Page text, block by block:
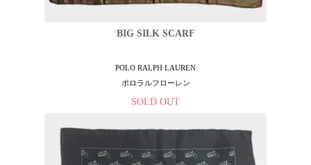
BIG SILK SCARF
POLO RALPH LAUREN
ポロラルフローレン
SOLD OUT